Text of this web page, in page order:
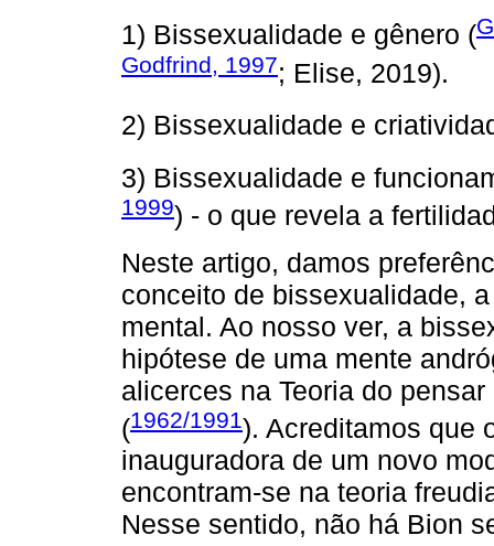
1) Bissexualidade e gênero (
Godfrind, 1997; Elise, 2019).
2) Bissexualidade e
3) Bissexualidade e
1999) - o que revela a
Neste artigo, damos
conceito de bissexualidade,
mental. Ao nosso ver, a
hipótese de uma mente
alicerces na Teoria do
(1962/1991). Acreditamos que
inauguradora de um novo
encontram-se na teoria
Nesse sentido, não há Bion